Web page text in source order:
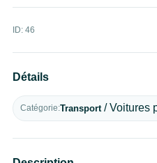
ID: 46
Détails
Catégorie Transport / Voitures